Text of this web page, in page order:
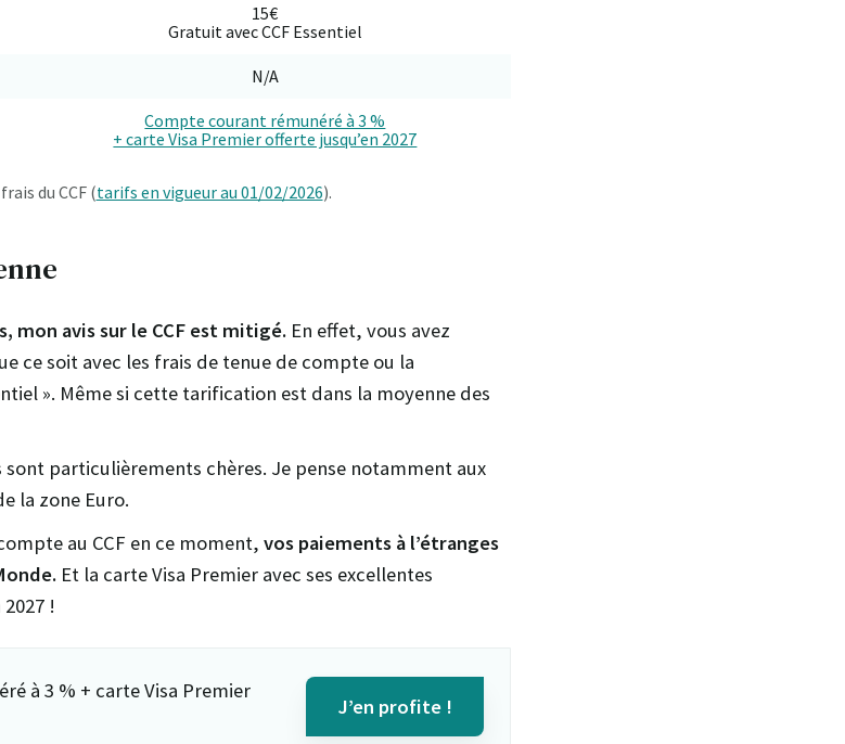
15€
Gratuit avec CCF Essentiel
N/A
Compte courant rémunéré à 3 %
+ carte Visa Premier offerte jusqu’en 2027
du CCF (tarifs en vigueur au 01/02/2026).
mon avis sur le CCF est mitigé. En effet, vous avez
ce soit avec les frais de tenue de compte ou la
». Même si cette tarification est dans la moyenne des
particulièrements chères. Je pense notamment aux
la zone Euro.
au CCF en ce moment,vos paiements à l’étranges
Et la carte Visa Premier avec ses excellentes
!
à 3 % + carte Visa Premier
J’en profite !